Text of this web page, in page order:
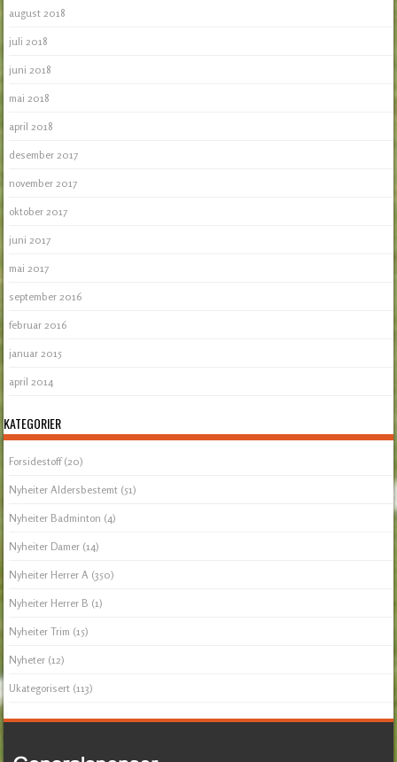
august 2018
juli 2018
juni 2018
mai 2018
april 2018
desember 2017
november 2017
oktober 2017
juni 2017
mai 2017
september 2016
februar 2016
januar 2015
april 2014
KATEGORIER
Forsidestoff(20)
Nyheiter Aldersbestemt (51)
Nyheiter Badminton (4)
Nyheiter Damer (14)
Nyheiter Herrer A (350)
Nyheiter Herrer B (1)
Nyheiter Trim (15)
Nyheter (12)
Ukategorisert (113)